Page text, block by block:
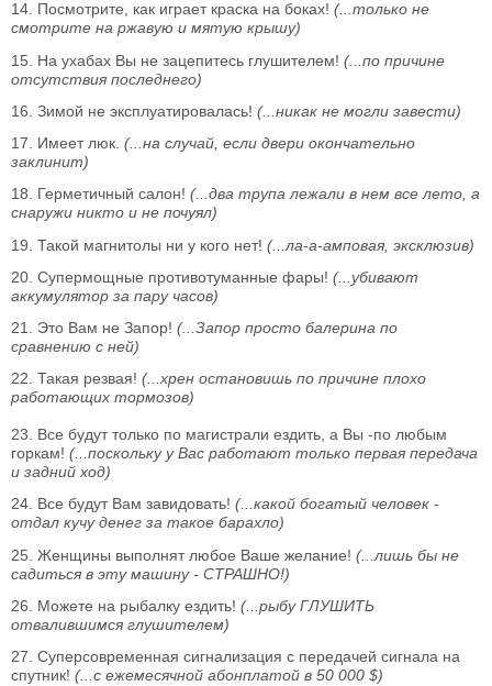
14. Посмотрите, как играет краска на боках! (...только не
смотрите на ржавую и мятую крышу)
15. Hа ухабах Вы не зацепитесь глушителем! (...по причине
отсутствия последнего)
16. Зимой не эксплуатировалась! (...никак не могли завести)
17. Имеет люк. (...на случай, если двери окончательно
заклинит)
18. Герметичный салон! (...два трупа лежали в нем все лето, а
снаружи никто и не почуял)
19. Такой магнитолы ни у кого нет! (...ла-а-амповая, эксклюзив)
20. Супермощные противотуманные фары! (...убивают
аккумулятор за пару часов)
21. Это Вам не Запор! (...Запор просто балерина по
сравнению с ней)
22. Такая резвая! (...хрен остановишь по причине плохо
работающих тормозов)
23. Все будут только по магистрали ездить, а Вы -по любым
горкам! (...поскольку у Вас работают только первая передача
и задний ход)
24. Все будут Вам завидовать! (...какой богатый человек -
отдал кучу денег за такое барахло)
25. Женщины выполнят любое Ваше желание! (...лишь бы не
садиться в эту машину - СТРАШНО!)
26. Можете на рыбалку ездить! (...рыбу ГЛУШИТЬ
отвалившимся глушителем)
27. Суперсовременная сигнализация с передачей сигнала на
спутник! (...с ежемесячной абонплатой в 50 000 $)